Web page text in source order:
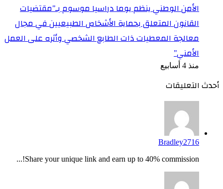
الأمن الوطني ينظم يوما دراسيا موسوم بـ”مقتضيات
القانون المتعلق بحماية الأشخاص الطبيعيين في مجال
معالجة المعطيات ذات الطابع الشخصي وأثره على العمل
الأمني”
منذ 4 أسابيع
أحدث التعليقات
Bradley2716
Share your unique link and earn up to 40% commission!...